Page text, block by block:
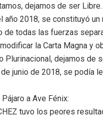
dejamos de ser Libre.
año 2018, se constituyó un
de todas las fuerzas
la Carta Magna y
Plurinacional, dejamos de
junio de 2018, se podía
a Ave Fénix:
tuvo los peores